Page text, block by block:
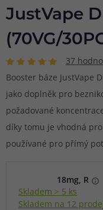
JustVape
(70VG/
37
Booster báze JustVape
jako doplněk pro
požadované
díky tomu je vhodná
používané pro přímý
18mg, R
Skladem > 5 ks
Skladem na 12